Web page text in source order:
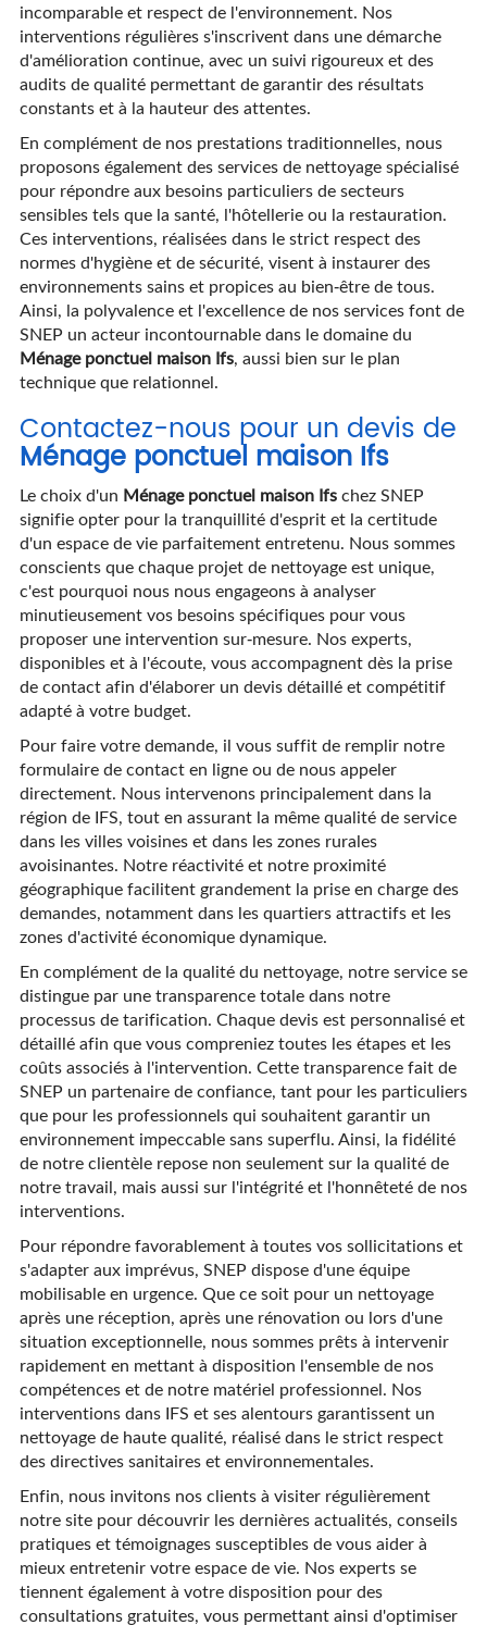
incomparable et respect de l'environnement. Nos
interventions régulières s'inscrivent dans une démarche
d'amélioration continue, avec un suivi rigoureux et des
audits de qualité permettant de garantir des résultats
constants et à la hauteur des attentes.
En complément de nos prestations traditionnelles, nous
proposons également des services de nettoyage spécialisé
pour répondre aux besoins particuliers de secteurs
sensibles tels que la santé, l'hôtellerie ou la restauration.
Ces interventions, réalisées dans le strict respect des
normes d'hygiène et de sécurité, visent à instaurer des
environnements sains et propices au bien-être de tous.
Ainsi, la polyvalence et l'excellence de nos services font de
SNEP un acteur incontournable dans le domaine du
Ménage ponctuel maison Ifs, aussi bien sur le plan
technique que relationnel.
Contactez-nous pour un devis de
Ménage ponctuel maison Ifs
Le choix d'un Ménage ponctuel maison Ifschez SNEP
signifie opter pour la tranquillité d'esprit et la certitude
d'un espace de vie parfaitement entretenu. Nous sommes
conscients que chaque projet de nettoyage est unique,
c'est pourquoi nous nous engageons à analyser
minutieusement vos besoins spécifiques pour vous
proposer une intervention sur-mesure. Nos experts,
disponibles et à l'écoute, vous accompagnent dès la prise
de contact afin d'élaborer un devis détaillé et compétitif
adapté à votre budget.
Pour faire votre demande, il vous suffit de remplir notre
formulaire de contact en ligne ou de nous appeler
directement. Nous intervenons principalement dans la
région de IFS, tout en assurant la même qualité de service
dans les villes voisines et dans les zones rurales
avoisinantes. Notre réactivité et notre proximité
géographique facilitent grandement la prise en charge des
demandes, notamment dans les quartiers attractifs et les
zones d'activité économique dynamique.
En complément de la qualité du nettoyage, notre service se
distingue par une transparence totale dans notre
processus de tarification. Chaque devis est personnalisé et
détaillé afin que vous compreniez toutes les étapes et les
coûts associés à l'intervention. Cette transparence fait de
SNEP un partenaire de confiance, tant pour les particuliers
que pour les professionnels qui souhaitent garantir un
environnement impeccable sans superflu. Ainsi, la fidélité
de notre clientèle repose non seulement sur la qualité de
notre travail, mais aussi sur l'intégrité et l'honnêteté de nos
interventions.
Pour répondre favorablement à toutes vos sollicitations et
s'adapter aux imprévus, SNEP dispose d'une équipe
mobilisable en urgence. Que ce soit pour un nettoyage
après une réception, après une rénovation ou lors d'une
situation exceptionnelle, nous sommes prêts à intervenir
rapidement en mettant à disposition l'ensemble de nos
compétences et de notre matériel professionnel. Nos
interventions dans IFS et ses alentours garantissent un
nettoyage de haute qualité, réalisé dans le strict respect
des directives sanitaires et environnementales.
Enfin, nous invitons nos clients à visiter régulièrement
notre site pour découvrir les dernières actualités, conseils
pratiques et témoignages susceptibles de vous aider à
mieux entretenir votre espace de vie. Nos experts se
tiennent également à votre disposition pour des
consultations gratuites, vous permettant ainsi d'optimiser